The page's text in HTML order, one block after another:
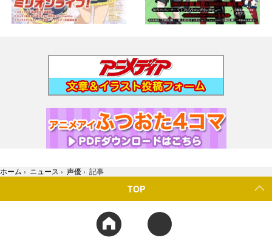
ホーム › ニュース › 声優 › 記事
TOP